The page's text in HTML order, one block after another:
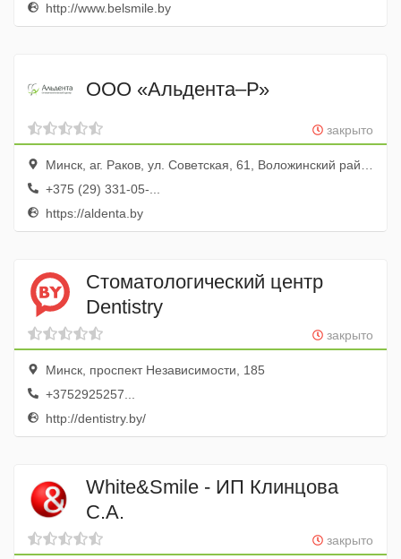
http://www.belsmile.by
ООО «Альдента–Р»
закрыто
Минск, аг. Раков, ул. Советская, 61, Воложинский район, Минская область, Республика Беларусь.
+375 (29) 331-05-...
https://aldenta.by
Стоматологический центр
Dentistry
закрыто
Минск, проспект Независимости, 185
+3752925257...
http://dentistry.by/
White&Smile - ИП Клинцова
С.А.
закрыто